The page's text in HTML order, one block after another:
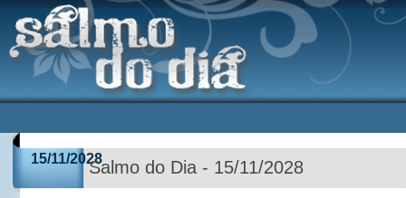
15/11/2028Salmo do Dia - 15/11/2028